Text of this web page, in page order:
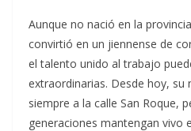
Aunque no nació en la
convirtió en un jiennense de
el talento unido al trabajo
extraordinarias. Desde hoy, su
siempre a la calle San Roque,
generaciones mantengan vivo